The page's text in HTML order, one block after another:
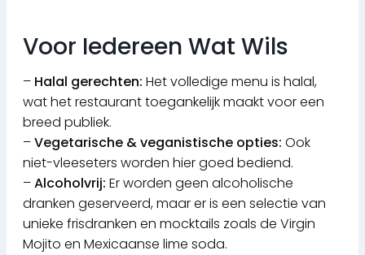
Voor Iedereen Wat Wils
– Halal gerechten: Het volledige menu is halal,
wat het restaurant toegankelijk maakt voor een
breed publiek.
–Vegetarische & veganistische opties: Ook
niet-vleeseters worden hier goed bediend.
–Alcoholvrij: Er worden geen alcoholische
dranken geserveerd, maar er is een selectie van
unieke frisdranken en mocktails zoals de Virgin
Mojito en Mexicaanse lime soda.